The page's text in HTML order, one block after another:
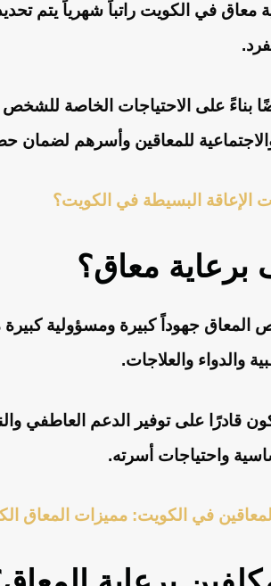
معاق في الكويت راتباً شهرياً يتم
بناءً على الاحتياجات الخاصة
والاجتماعية للمعاقين وأسرهم
الإعاقة البسيطة في الكويت؟
برعاية معاق؟
جهوداً كبيرة ومسؤولية
والدواء والعلاجات.
قادرًا على توفير الدعم العاطفي
واحتياجات أسرته.
في الكويت: مميزات المعاق